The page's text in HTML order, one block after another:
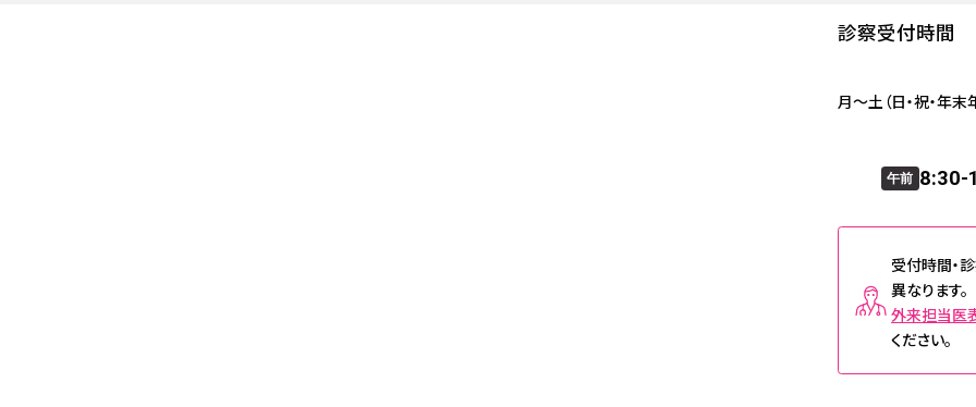
診察受付時間
月～土（日・祝・年
午前 8:30-
受付時間・
異なります。
外来担当医
ください。